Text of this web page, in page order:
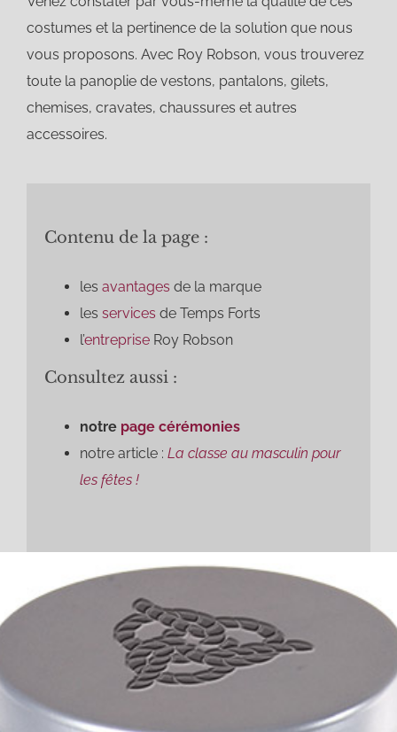
costumes et la pertinence de la solution que nous
vous proposons. Avec Roy Robson, vous trouverez
toute la panoplie de vestons, pantalons, gilets,
chemises, cravates, chaussures et autres
accessoires.
Contenu de la page :
les avantages de la marque
les services de Temps Forts
l’entrepriseRoy Robson
Consultez aussi :
notre page cérémonies
notre article : La classe au masculin pour
les fêtes !